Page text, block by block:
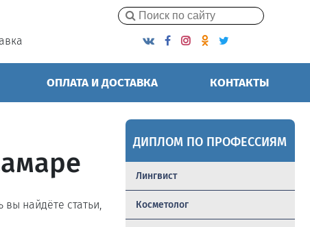
ОПЛАТА И ДОСТАВКА КОНТАКТЫ
вы найдёте статьи,
ДИПЛОМ ПО ПРОФЕССИЯМ
Лингвист
Косметолог